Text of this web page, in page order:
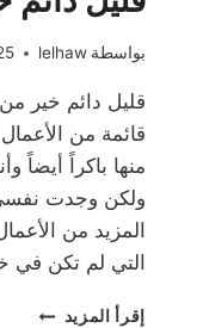
بواسطة lelhaw
قليل دائم خير
قائمة من
منها باكراً
ولكن وجدت
المزيد من
التي لم تكن في
إقرأ المزيد قليل